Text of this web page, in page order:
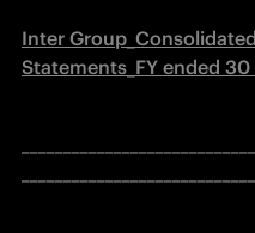
Inter
Statements_FY ended